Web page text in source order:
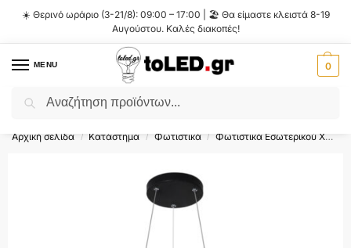
☀️ Θερινό ωράριο (3-21/8): 09:00 – 17:00 | 🏖️ Θα είμαστε κλειστά 8-19
Αυγούστου. Καλές διακοπές!
MENU 0
Flash Sale ⚡ 10% Έκπτωση με τον κωδικό
Αρχική σελίδα / Κατάστημα / Φωτιστικά / Φωτιστικά Εσωτερικού Χώρου